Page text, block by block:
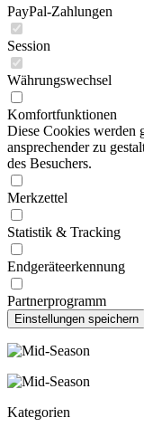
PayPal-Zahlungen
Session
Währungswechsel
Komfortfunktionen
Diese Cookies werden
ansprechender zu
des Besuchers.
Merkzettel
Statistik & Tracking
Endgeräteerkennung
Partnerprogramm
Kategorien